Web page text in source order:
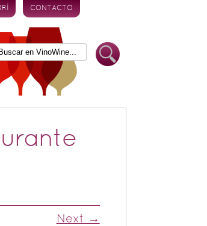
CONTACTO
Next →